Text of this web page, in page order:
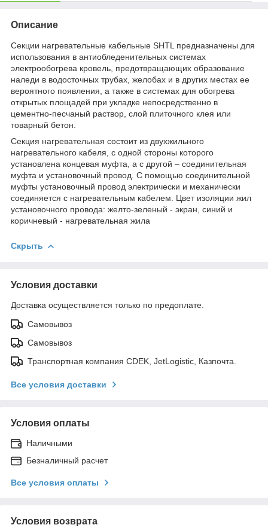
Описание
Секции нагревательные кабельные SHTL предназначены для
использования в антиобледенительных системах
электрообогрева кровель, предотвращающих образование
наледи в водосточных трубах, желобах и в других местах ее
вероятного появления, а также в системах для обогрева
открытых площадей при укладке непосредственно в
цементно-песчаный раствор, слой плиточного клея или
товарный бетон.
Секция нагревательная состоит из двухжильного
нагревательного кабеля, с одной стороны которого
установлена концевая муфта, а с другой – соединительная
муфта и установочный провод. С помощью соединительной
муфты установочный провод электрически и механически
соединяется с нагревательным кабелем. Цвет изоляции жил
установочного провода: желто-зеленый - экран, синий и
коричневый - нагревательная жила
Скрыть
Условия доставки
Доставка осуществляется только по предоплате.
Самовывоз
Самовывоз
Транспортная компания CDEK, JetLogistic, Казпочта.
Все условия доставки
Условия оплаты
Наличными
Безналичный расчет
Все условия оплаты
Условия возврата